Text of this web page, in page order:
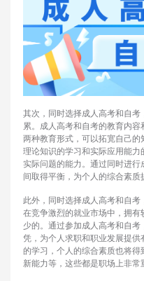
其次，同时选择成人高考和自
累。成人高考和自考的教育内
两种教育形式，可以拓宽自己
理论知识的学习和实际应用能
实际问题的能力。通过同时进
间取得平衡，为个人的综合素质
此外，同时选择成人高考和自考
在竞争激烈的就业市场中，拥
少的。通过参加成人高考和自
凭，为个人求职和职业发展提
的学习，个人的综合素质也将得
新能力等，这些都是职场上非常